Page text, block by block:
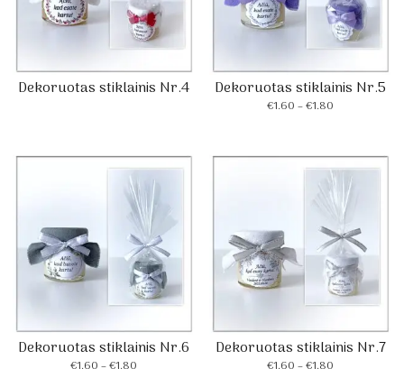
Dekoruotas stiklainis Nr.4 Dekoruotas stiklainis Nr.5
€1.60 –€1.80
through
€1.80
Dekoruotas stiklainis Nr.6
Price
Dekoruotas stiklainis Nr.7